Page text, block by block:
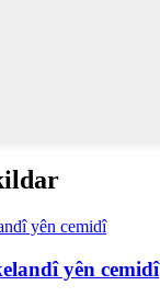
yên cemidî